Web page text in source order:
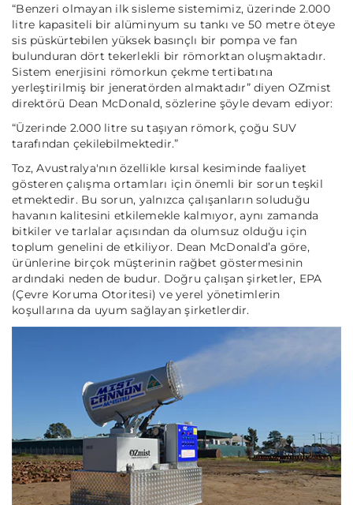
“Benzeri olmayan ilk sisleme sistemimiz, üzerinde 2.000
litre kapasiteli bir alüminyum su tankı ve 50 metre öteye
sis püskürtebilen yüksek basınçlı bir pompa ve fan
bulunduran dört tekerlekli bir römorktan oluşmaktadır.
Sistem enerjisini römorkun çekme tertibatına
yerleştirilmiş bir jeneratörden almaktadır”diyen OZmist
direktörü Dean McDonald, sözlerine şöyle devam ediyor:
“Üzerinde 2.000 litre su taşıyan römork, çoğu SUV
tarafından çekilebilmektedir.”
Toz, Avustralya'nın özellikle kırsal kesiminde faaliyet
gösteren çalışma ortamları için önemli bir sorun teşkil
etmektedir. Bu sorun, yalnızca çalışanların soluduğu
havanın kalitesini etkilemekle kalmıyor, aynı zamanda
bitkiler ve tarlalar açısından da olumsuz olduğu için
toplum genelini de etkiliyor. Dean McDonald’a göre,
ürünlerine birçok müşterinin rağbet göstermesinin
ardındaki neden de budur. Doğru çalışan şirketler, EPA
(Çevre Koruma Otoritesi) ve yerel yönetimlerin
koşullarına da uyum sağlayan şirketlerdir.